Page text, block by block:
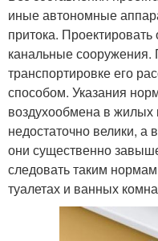
иные автономные
притока. Проектировать
канальные сооружения.
транспортировке его
способом. Указания
воздухообмена в жилых
недостаточно велики,
они существенно
следовать таким
туалетах и ванных